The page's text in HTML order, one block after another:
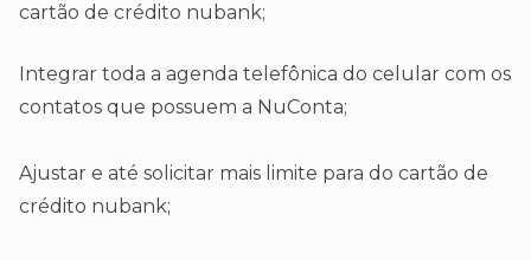
cartão de crédito nubank;
Integrar toda a agenda telefônica do celular com os
contatos que possuem a NuConta;
Ajustar e até solicitar mais limite para do cartão de
crédito nubank;